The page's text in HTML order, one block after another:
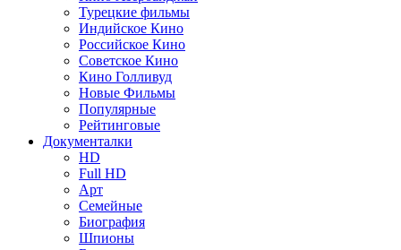
Турецкие фильмы
Индийское Кино
Российское Кино
Советское Кино
Кино Голливуд
Новые Фильмы
Популярные
Рейтинговые
Документалки
HD
Full HD
Арт
Семейные
Биография
Шпионы